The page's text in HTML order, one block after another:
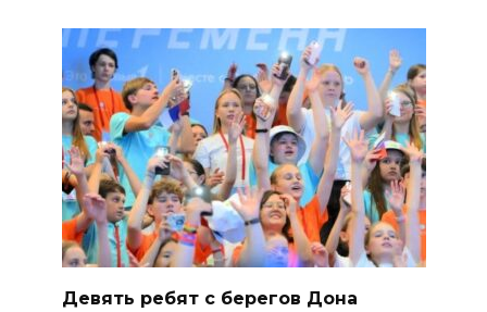
Девять ребят с берегов Дона